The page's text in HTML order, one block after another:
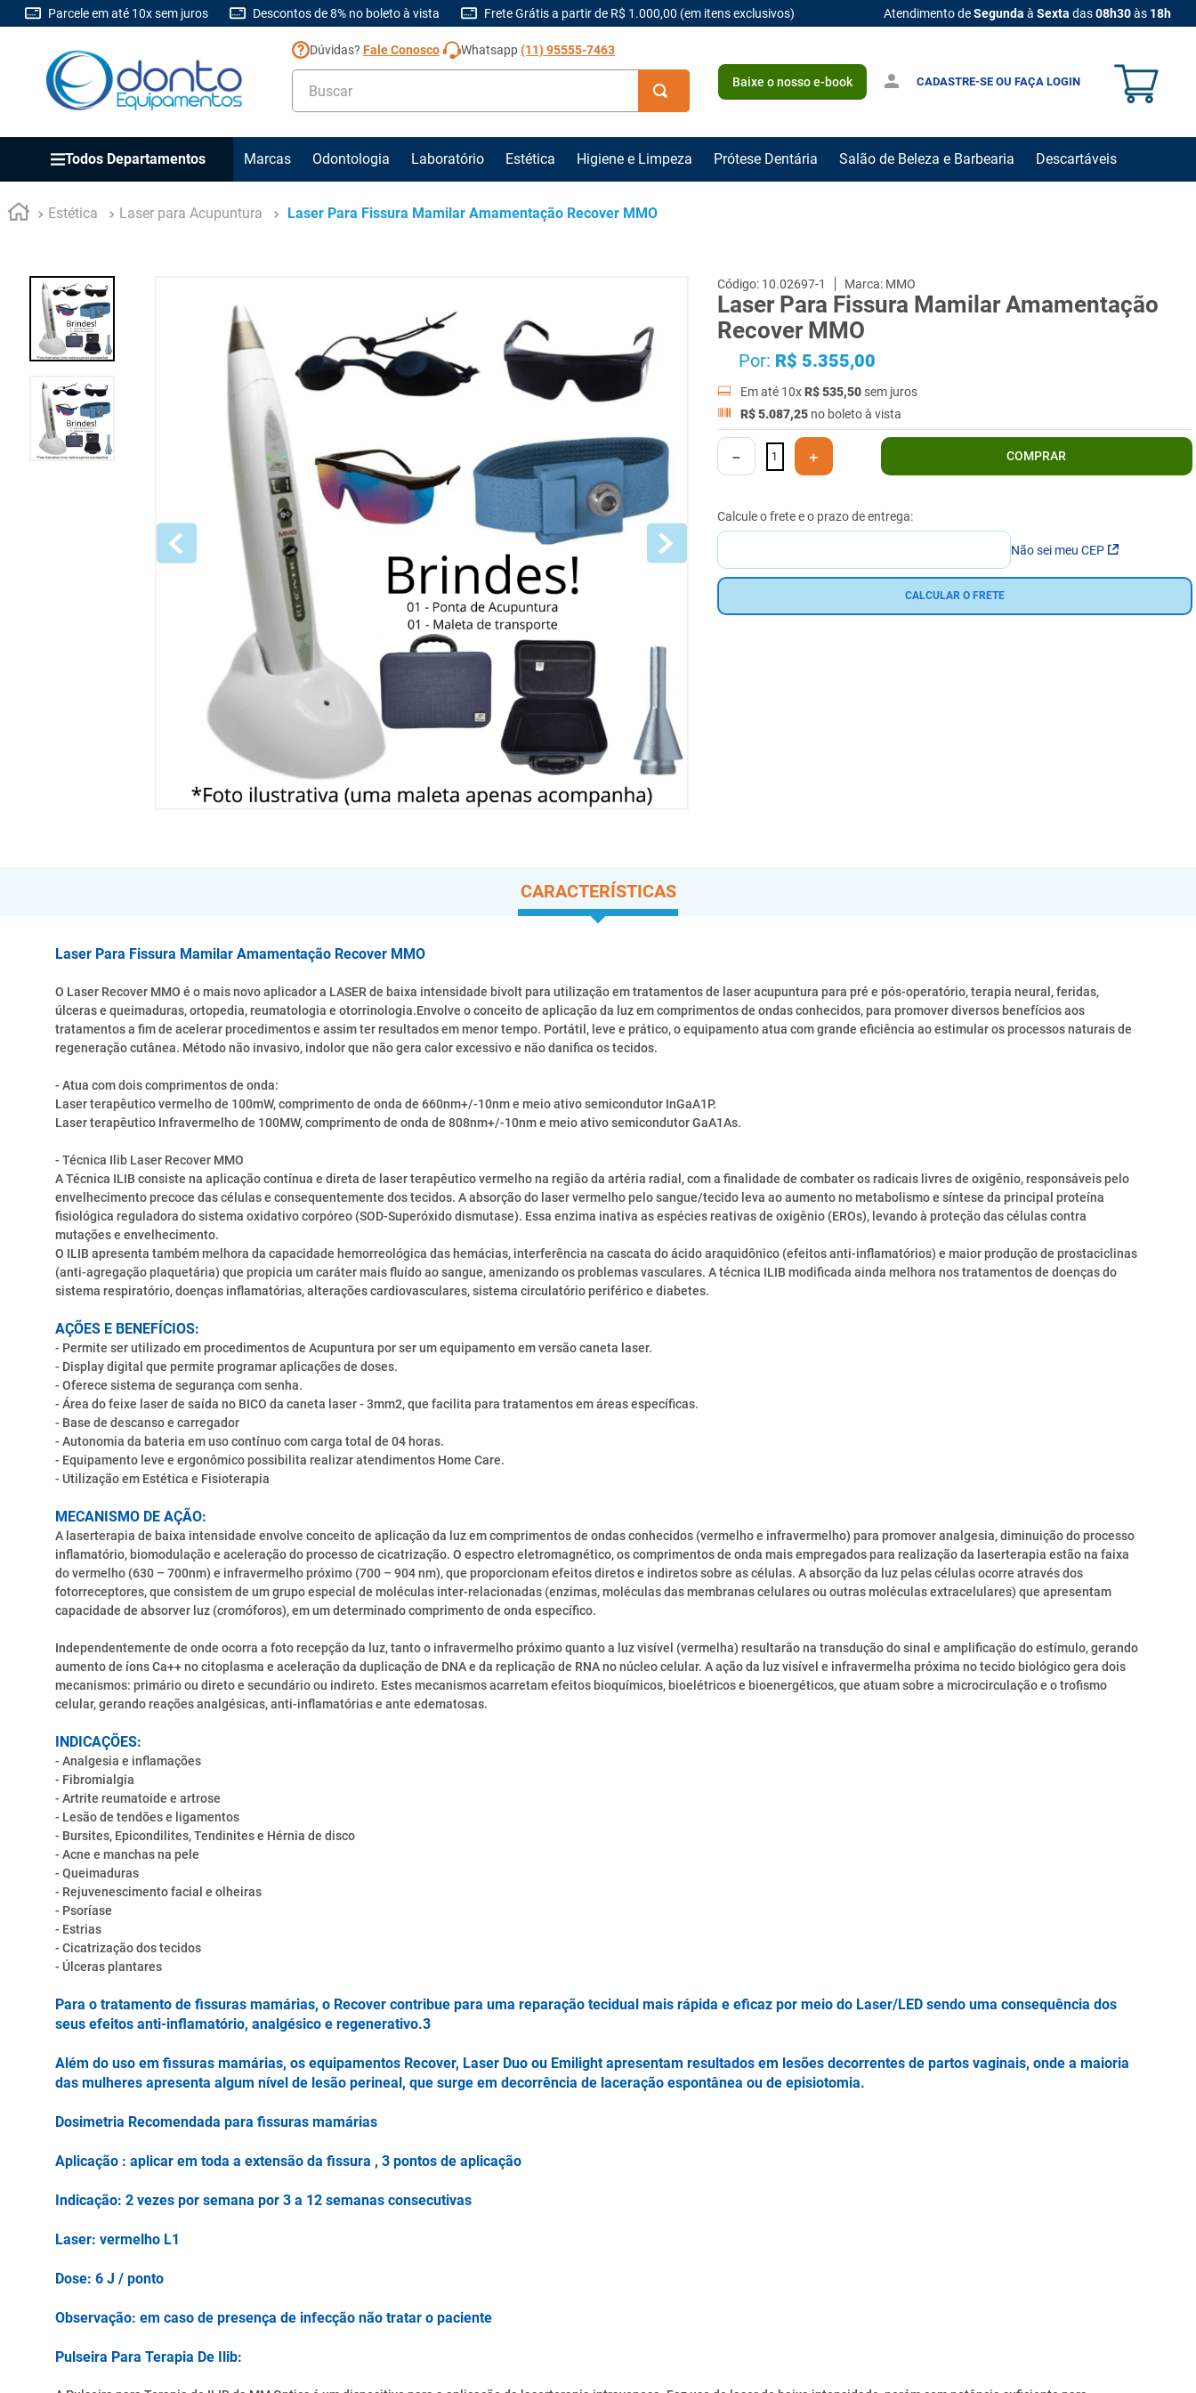
Parcele em até 10x sem juros Descontos de 8% no boleto à vista Frete Grátis a partir de R$ 1.000,00 (em itens exclusivos) Atendimento deSegunda à Sexta das08h30às 18h
Dúvidas? Fale Conosco Whatsapp(11) 95555-7463
Buscar Baixe o nosso e-book CADASTRE-SE OU FAÇA LOGIN
Todos Departamentos Marcas Odontologia Laboratório Estética Higiene e Limpeza Prótese Dentária Salão de Beleza e Barbearia Descartáveis
Estética Laser para Acupuntura Laser Para Fissura Mamilar Amamentação Recover MMO
10.02697-1 MMO
Laser Para Fissura Mamilar Amamentação
Recover MMO
Por: R$ 5.355,00
Em até 10xR$ 535,50sem juros
R$ 5.087,25no boleto à vista
＋
－ COMPRAR
Não sei meu CEP
CALCULAR O FRETE
CARACTERÍSTICAS
Laser Para Fissura Mamilar Amamentação Recover MMO
O Laser Recover MMO é o mais novo aplicador a LASER de baixa intensidade bivolt para utilização em tratamentos de laser acupuntura para pré e pós-operatório, terapia neural, feridas,
úlceras e queimaduras, ortopedia, reumatologia e otorrinologia.Envolve o conceito de aplicação da luz em comprimentos de ondas conhecidos, para promover diversos benefícios aos
tratamentos a fim de acelerar procedimentos e assim ter resultados em menor tempo. Portátil, leve e prático, o equipamento atua com grande eficiência ao estimular os processos naturais de
regeneração cutânea. Método não invasivo, indolor que não gera calor excessivo e não danifica os tecidos.
- Atua com dois comprimentos de onda:
Laser terapêutico vermelho de 100mW, comprimento de onda de 660nm+/-10nm e meio ativo semicondutor InGaA1P.
Laser terapêutico Infravermelho de 100MW, comprimento de onda de 808nm+/-10nm e meio ativo semicondutor GaA1As.
- Técnica Ilib Laser Recover MMO
A Técnica ILIB consiste na aplicação contínua e direta de laser terapêutico vermelho na região da artéria radial, com a finalidade de combater os radicais livres de oxigênio, responsáveis pelo
envelhecimento precoce das células e consequentemente dos tecidos. A absorção do laser vermelho pelo sangue/tecido leva ao aumento no metabolismo e síntese da principal proteína
fisiológica reguladora do sistema oxidativo corpóreo (SOD-Superóxido dismutase). Essa enzima inativa as espécies reativas de oxigênio (EROs), levando à proteção das células contra
mutações e envelhecimento.
O ILIB apresenta também melhora da capacidade hemorreológica das hemácias, interferência na cascata do ácido araquidônico (efeitos anti-inflamatórios) e maior produção de prostaciclinas
(anti-agregação plaquetária) que propicia um caráter mais fluído ao sangue, amenizando os problemas vasculares. A técnica ILIB modificada ainda melhora nos tratamentos de doenças do
sistema respiratório, doenças inflamatórias, alterações cardiovasculares, sistema circulatório periférico e diabetes.
AÇÕES E BENEFÍCIOS:
- Permite ser utilizado em procedimentos de Acupuntura por ser um equipamento em versão caneta laser.
- Display digital que permite programar aplicações de doses.
- Oferece sistema de segurança com senha.
- Área do feixe laser de saída no BICO da caneta laser - 3mm2, que facilita para tratamentos em áreas específicas.
- Base de descanso e carregador
- Autonomia da bateria em uso contínuo com carga total de 04 horas.
- Equipamento leve e ergonômico possibilita realizar atendimentos Home Care.
- Utilização em Estética e Fisioterapia
MECANISMO DE AÇÃO:
A laserterapia de baixa intensidade envolve conceito de aplicação da luz em comprimentos de ondas conhecidos (vermelho e infravermelho) para promover analgesia, diminuição do processo
inflamatório, biomodulação e aceleração do processo de cicatrização. O espectro eletromagnético, os comprimentos de onda mais empregados para realização da laserterapia estão na faixa
do vermelho (630 – 700nm) e infravermelho próximo (700 – 904 nm), que proporcionam efeitos diretos e indiretos sobre as células. A absorção da luz pelas células ocorre através dos
fotorreceptores, que consistem de um grupo especial de moléculas inter-relacionadas (enzimas, moléculas das membranas celulares ou outras moléculas extracelulares) que apresentam
capacidade de absorver luz (cromóforos), em um determinado comprimento de onda específico.
Independentemente de onde ocorra a foto recepção da luz, tanto o infravermelho próximo quanto a luz visível (vermelha) resultarão na transdução do sinal e amplificação do estímulo, gerando
aumento de íons Ca++ no citoplasma e aceleração da duplicação de DNA e da replicação de RNA no núcleo celular. A ação da luz visível e infravermelha próxima no tecido biológico gera dois
mecanismos: primário ou direto e secundário ou indireto. Estes mecanismos acarretam efeitos bioquímicos, bioelétricos e bioenergéticos, que atuam sobre a microcirculação e o trofismo
celular, gerando reações analgésicas, anti-inflamatórias e ante edematosas.
INDICAÇÕES:
- Analgesia e inflamações
- Fibromialgia
- Artrite reumatoide e artrose
- Lesão de tendões e ligamentos
- Bursites, Epicondilites, Tendinites e Hérnia de disco
- Acne e manchas na pele
- Queimaduras
- Rejuvenescimento facial e olheiras
- Psoríase
- Estrias
- Cicatrização dos tecidos
- Úlceras plantares
Para o tratamento de fissuras mamárias, o Recover contribue para uma reparação tecidual mais rápida e eficaz por meio do Laser/LED sendo uma consequência dos
seus efeitos anti-inflamatório, analgésico e regenerativo.3
Além do uso em fissuras mamárias, os equipamentos Recover, Laser Duo ou Emilight apresentam resultados em lesões decorrentes de partos vaginais, onde a maioria
das mulheres apresenta algum nível de lesão perineal, que surge em decorrência de laceração espontânea ou de episiotomia.
Dosimetria Recomendada para fissuras mamárias
Aplicação : aplicar em toda a extensão da fissura , 3 pontos de aplicação
Indicação: 2 vezes por semana por 3 a 12 semanas consecutivas
Laser: vermelho L1
Dose: 6 J / ponto
Observação: em caso de presença de infecção não tratar o paciente
Pulseira Para Terapia De Ilib: